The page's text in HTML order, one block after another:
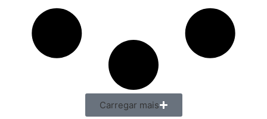
Carregar mais